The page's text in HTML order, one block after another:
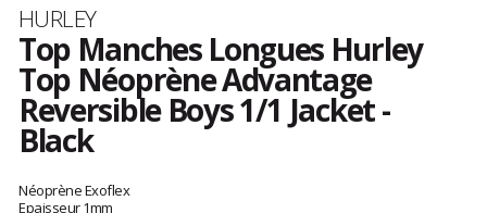
Marque
HURLEY
Top Manches Longues Hurley
Top Néoprène Advantage
Reversible Boys 1/1 Jacket -
Black
avis
clients
Néoprène Exoflex
Epaisseur 1mm